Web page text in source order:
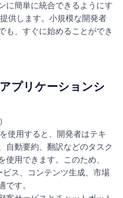
に簡単に統合できるようにす
供します。小規模な開発者
も、すぐに始めることができ
プリケーションシ
用すると、開発者はテキ
自動要約、翻訳などのタスク
使用できます。このため、
ス、コンテンツ生成、市場
です。